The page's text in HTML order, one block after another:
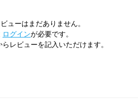
ューはまだありません。
ログインが必要です。
らレビューを記入いただけます。